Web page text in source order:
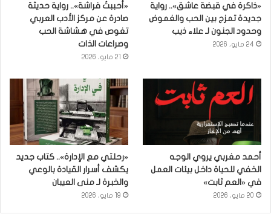
«ذاكرة في قبضة عاشق».. رواية
جديدة تمزج بين الحب والغموض
وحدود الجنون لـ علاء ذيب
24 مايو، 2026
«أحببتُ فراشة».. رواية حديثة
صادرة عن مركز الأدب العربي
تغوص في هشاشة الحب
وصراعات الذات
21 مايو، 2026
أحمد مغربي يروي الوجه
الخفي للحياة داخل بيئات العمل
في «العم ثابت»
20 مايو، 2026
«رحلتي مع الإدارة».. كتاب جديد
يكشف أسرار القيادة بالوعي
والخبرة لـ منى العيبان
19 مايو، 2026